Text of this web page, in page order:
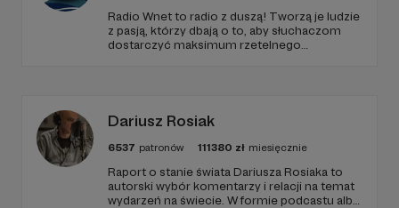
Radio Wnet to radio z duszą! Tworzą je ludzie
z pasją, którzy dbają o to, aby słuchaczom
dostarczyć maksimum rzetelnego
Dariusz Rosiak
6537 patronów 111380 zł miesięcznie
Raport o stanie świata Dariusza Rosiaka to
autorski wybór komentarzy i relacji na temat
wydarzeń na świecie. W formie podcastu albo